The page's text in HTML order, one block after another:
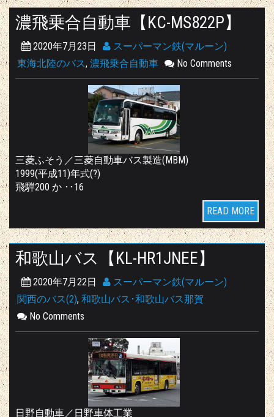
濃飛乗合自動車【KC-MS822P】
2020年7月23日
スーパーマン鉄(マルーン)
東海北陸のバス, 濃飛乗合自動車 No Comments
三菱ふそう／三菱自動車バス製造(MBM)
1999(平成11)年式(?)
飛騨200 か ･･16
READ MORE
和歌山バス【KL-HR1JNEE】
2020年7月22日
スーパーマン鉄(マルーン)
関西のバス(2), 和歌山バス･和歌山バス那賀
No Comments
日野自動車／日野車体工業